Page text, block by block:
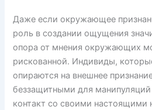
Даже если окружающее
роль в создании ощущения
опора от мнения окружающих
рискованной. Индивиды,
опираются на внешнее
беззащитными для манипуляций
контакт со своими настоящими